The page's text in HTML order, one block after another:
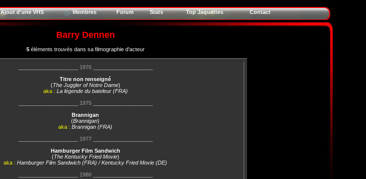
Ajout d'une VHS Membres Forum Stats Top Jaquettes Contact
Barry Dennen
5éléments trouvés dans sa filmographie d'acteur
1970____________________
Titre non renseigné
(The Juggler of Notre Dame)
aka : La légende du bateleur (FRA)
1975____________________
Brannigan
(Brannigan)
aka : Brannigan (FRA)
1977____________________
Hamburger Film Sandwich
(The Kentucky Fried Movie)
aka : Hamburger Film Sandwich (FRA) / Kentucky Fried Movie (DE)
1980____________________